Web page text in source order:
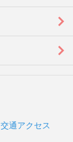
交通アクセス